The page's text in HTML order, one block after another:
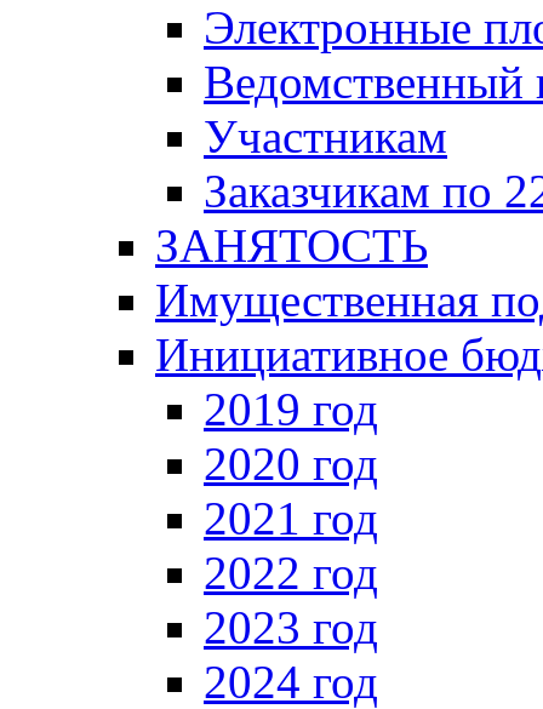
Электронные
Ведомственный
Участникам
Заказчикам по
ЗАНЯТОСТЬ
Имущественная
Инициативное
2019 год
2020 год
2021 год
2022 год
2023 год
2024 год